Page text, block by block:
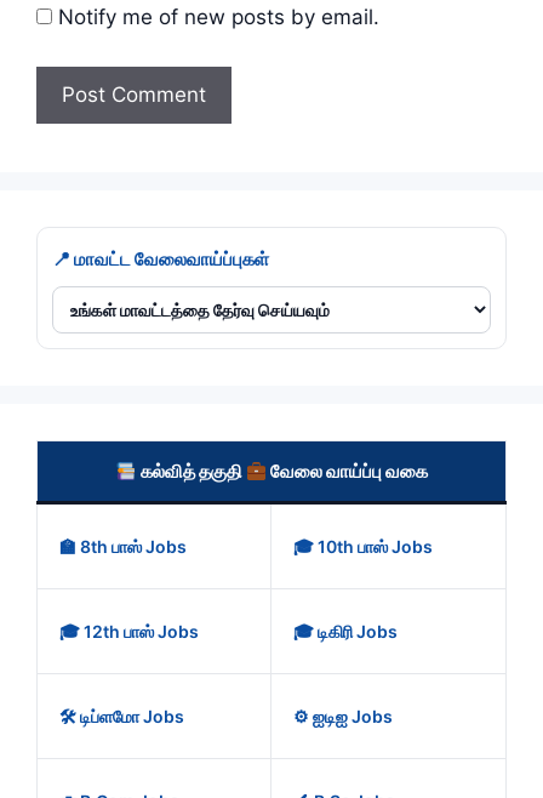
Notify me of new posts by email.
📍 மாவட்ட வேலைவாய்ப்புகள்
கல்வித் தகுதி வேலை வாய்ப்பு வகை
🏫 8th பாஸ் Jobs 🎓 10th பாஸ் Jobs
🎓 12th பாஸ் Jobs 🎓 டிகிரி Jobs
🛠️ டிப்ளமோ Jobs ⚙️ ஐடிஐ Jobs